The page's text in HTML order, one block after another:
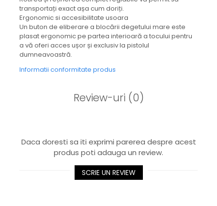
transportați exact așa cum doriți.
Ergonomic si accesibilitate usoara
Un buton de eliberare a blocării degetului mare este
plasat ergonomic pe partea interioară a tocului pentru
a vă oferi acces ușor și exclusiv la pistolul
dumneavoastră.
Informatii conformitate produs
Review-uri (0)
Daca doresti sa iti exprimi parerea despre acest
produs poti adauga un review.
SCRIE UN REVIEW